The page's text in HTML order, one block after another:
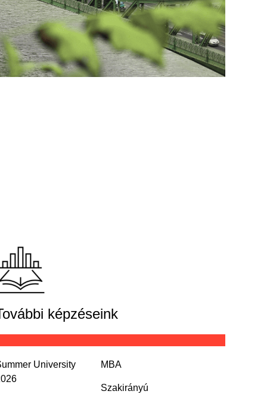
képzéseink
University
MBA
Szakirányú